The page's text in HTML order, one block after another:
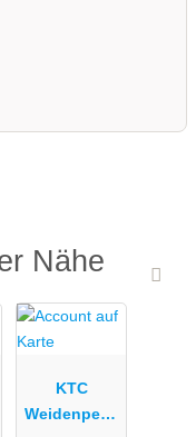
Nähe
KTC
Weidenpesc